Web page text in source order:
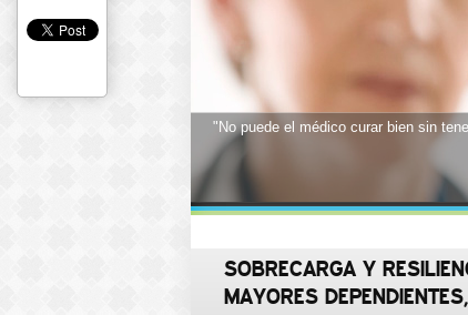
"No puede el médico curar bien sin
"En cada acto médico debe estar
mismo lado, del lado de la humanidad"
SOBRECARGA Y
MAYORES